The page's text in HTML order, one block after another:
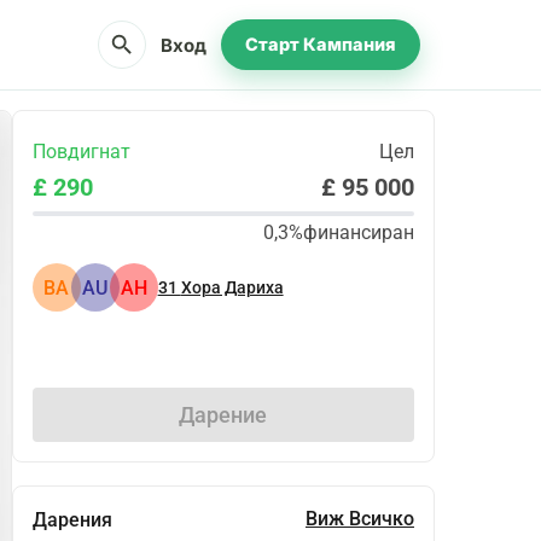
search Вход Старт Кампания
Повдигнат Цел
£ 290 £ 95 000
0,3%финансиран
BA AU АН 31 Хора Дариха
Дарение
Дарения Виж Всичко